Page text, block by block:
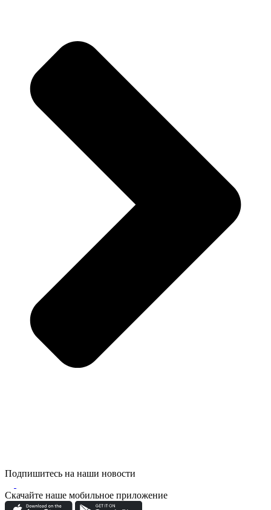
Подпишитесь на наши новости
Скачайте наше мобильное приложение